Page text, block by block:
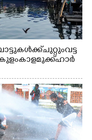
ചുറ്റും വട്ട
കാളമുക്ക് ഹാർ